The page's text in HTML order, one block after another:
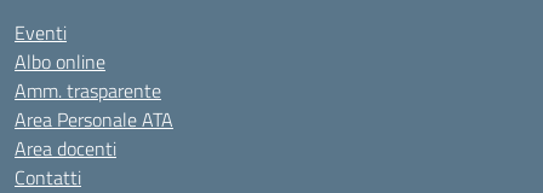
Eventi
Albo online
Amm. trasparente
Area Personale ATA
Area docenti
Contatti